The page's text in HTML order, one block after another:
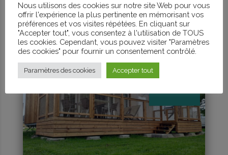
Nous utilisons des cookies sur notre site Web pour vous
offrir l'expérience la plus pertinente en mémorisant vos
préférences et vos visites répétées. En cliquant sur
"Accepter tout", vous consentez à l'utilisation de TOUS
les cookies. Cependant, vous pouvez visiter "Paramètres
des cookies" pour fournir un consentement contrôlé.
Paramètres des cookies Accepter tout